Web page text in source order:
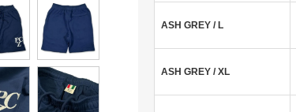
ASH GREY / L
ASH GREY / XL